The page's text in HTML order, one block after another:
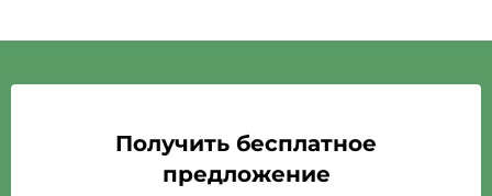
Получить бесплатное
предложение